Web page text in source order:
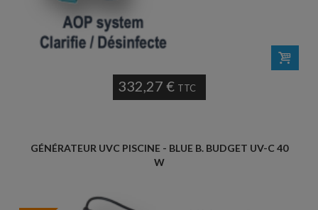
332,27 € TTC
GÉNÉRATEUR UVC PISCINE - BLUE B. BUDGET UV-C 40
W